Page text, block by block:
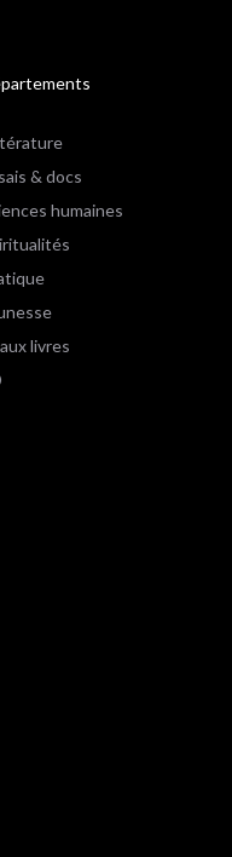
& docs
humaines
livres